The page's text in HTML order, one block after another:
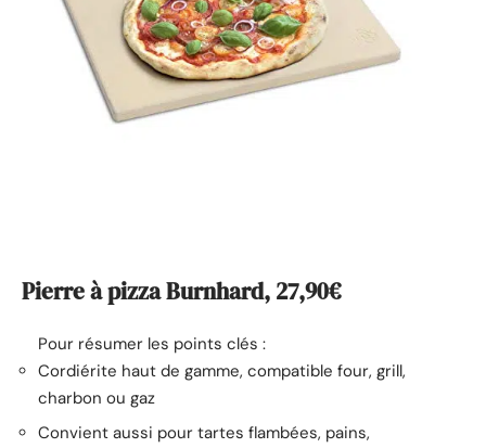
Pierre à pizza Burnhard, 27,90€
Pour résumer les points clés :
Cordiérite haut de gamme, compatible four, grill,
charbon ou gaz
Convient aussi pour tartes flambées, pains,